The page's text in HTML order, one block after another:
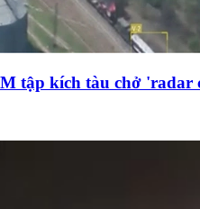
tập kích tàu chở 'radar